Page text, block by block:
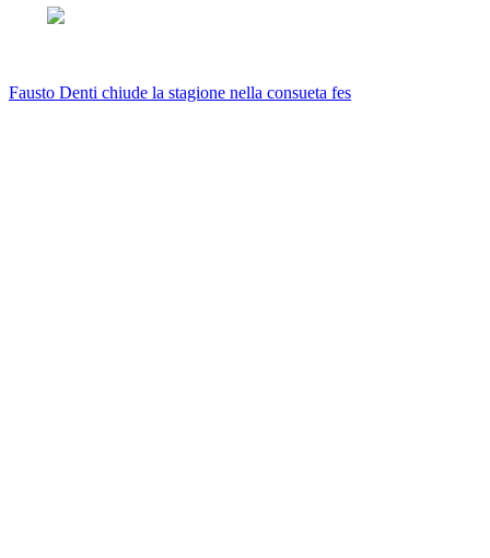
Fausto Denti chiude la stagione nella consueta fes